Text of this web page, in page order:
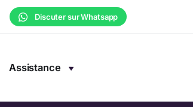
Discuter sur Whatsapp
Assistance